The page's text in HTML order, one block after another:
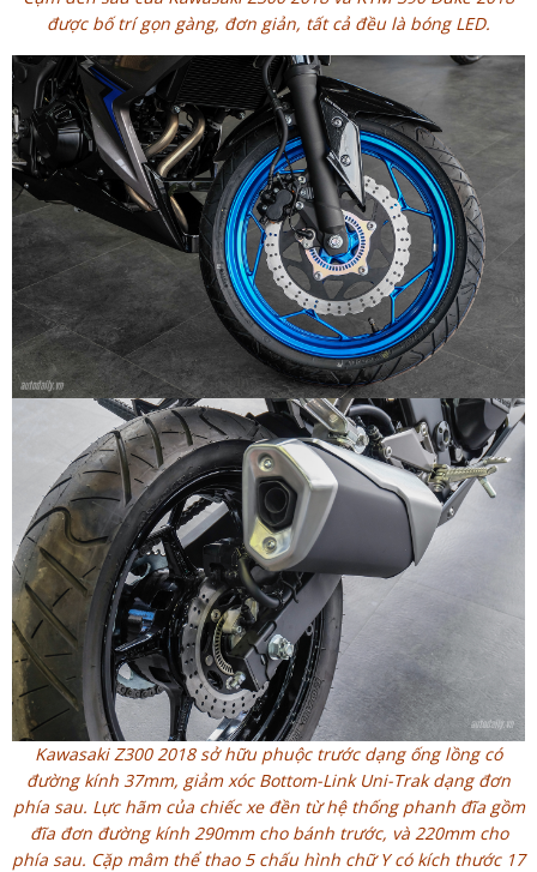
được bố trí gọn gàng, đơn giản, tất cả đều là bóng LED.
Kawasaki Z300 2018 sở hữu phuộc trước dạng ống lồng có
đường kính 37mm, giảm xóc Bottom-Link Uni-Trak dạng đơn
phía sau. Lực hãm của chiếc xe đền từ hệ thống phanh đĩa gồm
đĩa đơn đường kính 290mm cho bánh trước, và 220mm cho
phía sau. Cặp mâm thể thao 5 chấu hình chữ Y có kích thước 17